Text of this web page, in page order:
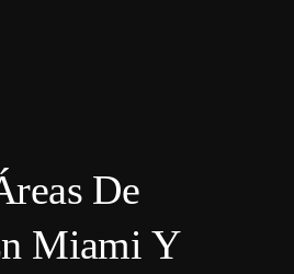
De
Miami Y